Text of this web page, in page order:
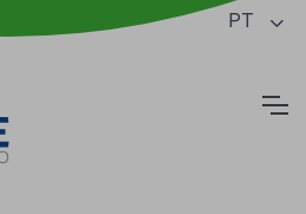
da página PT